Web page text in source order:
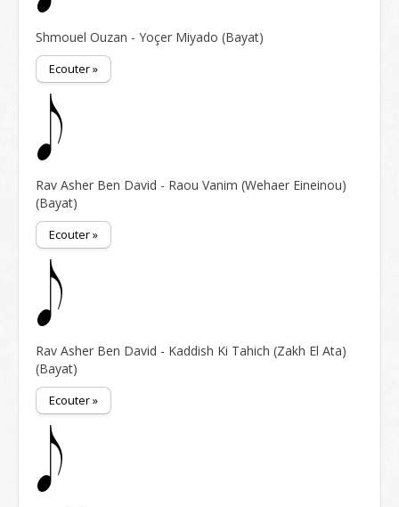
Shmouel Ouzan - Yoçer Miyado (Bayat)
Ecouter »
Rav Asher Ben David - Raou Vanim (Wehaer Eineinou)
(Bayat)
Ecouter »
Rav Asher Ben David - Kaddish Ki Tahich (Zakh El Ata)
(Bayat)
Ecouter »